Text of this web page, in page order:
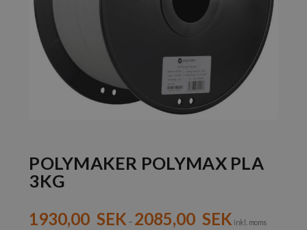
POLYMAKER POLYMAX PLA
3KG
1930,00 SEK – 2085,00 SEK inkl. moms